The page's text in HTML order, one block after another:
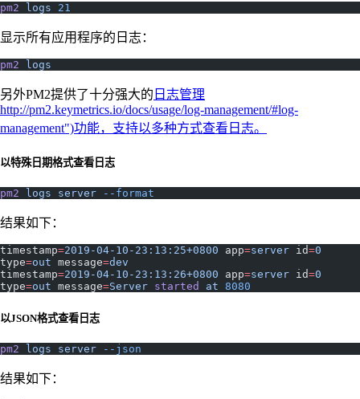
pm2 logs 21
显示所有应用程序的日志：
pm2 logs
另外PM2提供了十分强大的 日志管理
http://pm2.keymetrics.io/docs/usage/log-management/#log-
management")功能，支持以多种方式查看日志。
以特殊日期格式查看日志
pm2 logs server --format
结果如下：
timestamp=2019-04-10-23:13:25+0800 app=server id=0
type=out message=dev
timestamp=2019-04-10-23:13:26+0800 app=server id=0
type=out message=Server started at 8080
以JSON格式查看日志
pm2 logs server --json
结果如下：